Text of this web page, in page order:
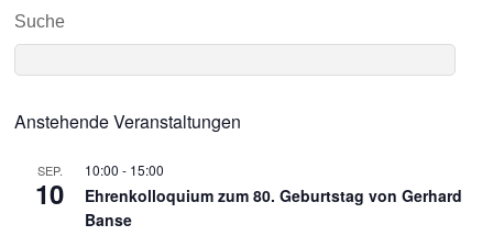
Suche
Anstehende Veranstaltungen
SEP.
10
10:00 - 15:00
Ehrenkolloquium zum 80. Geburtstag von Gerhard
Banse